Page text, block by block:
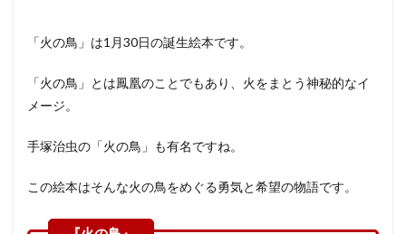
「火の鳥」は1月30日の誕生絵本です。
「火の鳥」とは鳳凰のことでもあり、火をまとう神秘的なイ
メージ。
手塚治虫の「火の鳥」も有名ですね。
この絵本はそんな火の鳥をめぐる勇気と希望の物語です。